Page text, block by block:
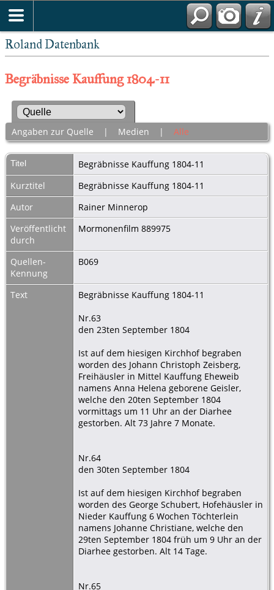
Roland Datenbank
Begräbnisse Kauffung 1804-11
Angaben zur Quelle | Medien | Alle
Titel
Begräbnisse Kauffung 1804-11
Kurztitel
Begräbnisse Kauffung 1804-11
Autor
Rainer Minnerop
Veröffentlicht
durch
Mormonenfilm 889975
Quellen-
Kennung
B069
Text
Begräbnisse Kauffung 1804-11
Nr.63
den 23ten September 1804
Ist auf dem hiesigen Kirchhof begraben
worden des Johann Christoph Zeisberg,
Freihäusler in Mittel Kauffung Eheweib
namens Anna Helena geborene Geisler,
welche den 20ten September 1804
vormittags um 11 Uhr an der Diarhee
gestorben. Alt 73 Jahre 7 Monate.
Nr.64
den 30ten September 1804
Ist auf dem hiesigen Kirchhof begraben
worden des George Schubert, Hofehäusler in
Nieder Kauffung 6 Wochen Töchterlein
namens Johanne Christiane, welche den
29ten September 1804 früh um 9 Uhr an der
Diarhee gestorben. Alt 14 Tage.
Nr.65